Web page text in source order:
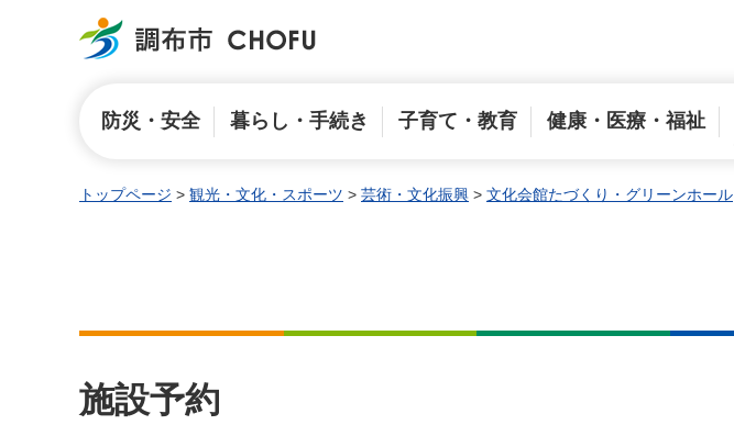
調布市
防災・安全 暮らし・手続き 子育て・教育 健康・医療・福祉
トップページ > 観光・文化・スポーツ > 芸術・文化振興 > 文化会館たづくり・グリーンホール
施設予約